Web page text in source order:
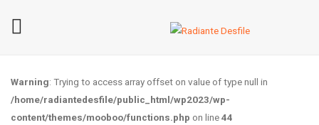
Sobre A Radiante Desfile
Contactos
Warning: Trying to access array offset on value of type null in
/home/radiantedesfile/public_html/wp2023/wp-
content/themes/mooboo/functions.php on line44